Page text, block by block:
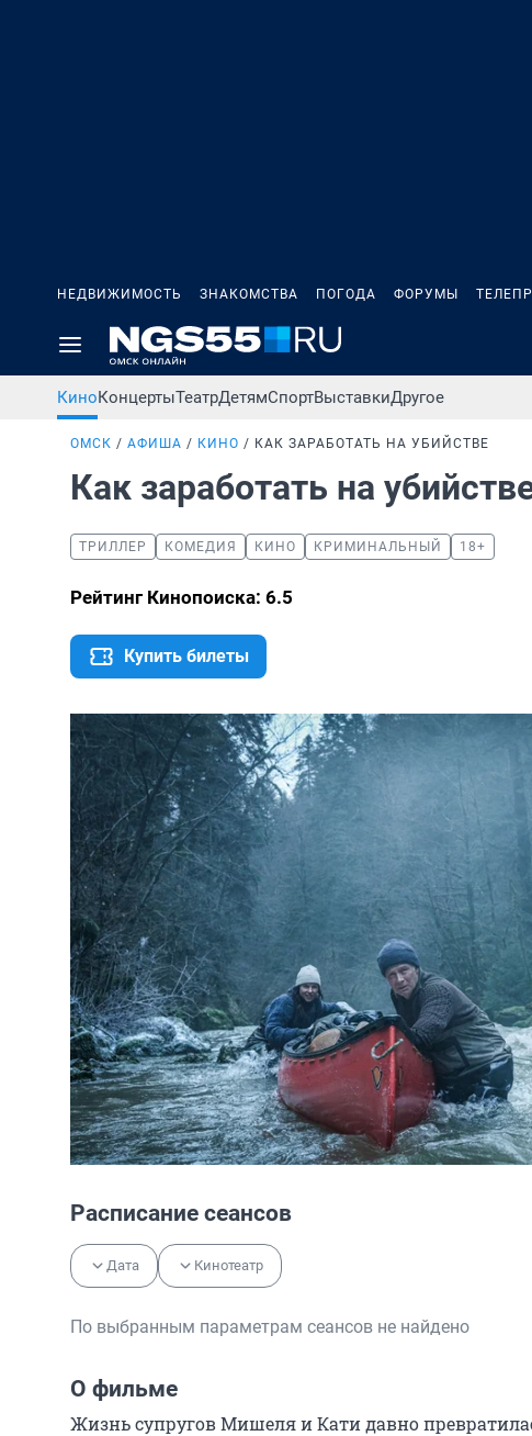
НЕДВИЖИМОСТЬ ЗНАКОМСТВА ПОГОДА ФОРУМЫ
КиноКонцертыТеатрДетямСпортВыставкиДругое
ОМСК АФИША КИНО КАК ЗАРАБОТАТЬ НА УБИЙСТВЕ
Как заработать на
ТРИЛЛЕР КОМЕДИЯ КИНО КРИМИНАЛЬНЫЙ 18+
Рейтинг Кинопоиска: 6.5
Купить билеты
Расписание сеансов
Дата Кинотеатр
По выбранным параметрам сеансов не найдено
О фильме
Жизнь супругов Мишеля и Кати давно